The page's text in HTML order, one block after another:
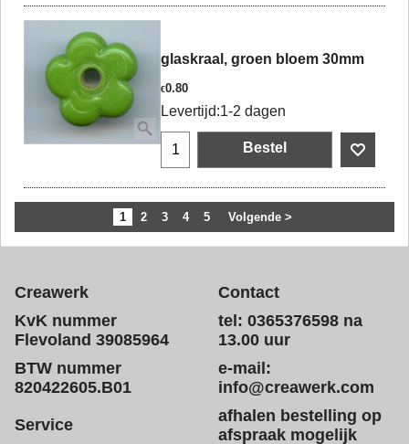
glaskraal, groen bloem 30mm
€0.80
Levertijd:1-2 dagen
Bestel
1 2 3 4 5 Volgende >
Creawerk
KvK nummer
Flevoland 39085964
BTW nummer
820422605.B01
Contact
tel: 0365376598 na
13.00 uur
e-mail:
info@creawerk.com
afhalen bestelling op
afspraak mogelijk
Service